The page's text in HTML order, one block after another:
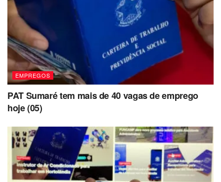
EMPREGOS
PAT Sumaré tem mais de 40 vagas de emprego
hoje (05)